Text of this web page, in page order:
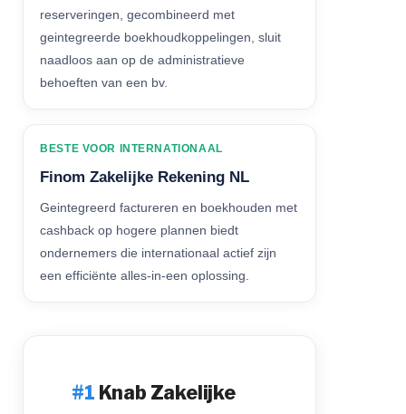
reserveringen, gecombineerd met
geintegreerde boekhoudkoppelingen, sluit
naadloos aan op de administratieve
behoeften van een bv.
BESTE VOOR INTERNATIONAAL
Finom Zakelijke Rekening NL
Geintegreerd factureren en boekhouden met
cashback op hogere plannen biedt
ondernemers die internationaal actief zijn
een efficiënte alles-in-een oplossing.
Knab Zakelijke